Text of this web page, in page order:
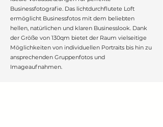
Businessfotografie. Das lichtdurchflutete Loft
ermöglicht Businessfotos mit dem beliebten
hellen, natürlichen und klaren Businesslook. Dank
der Größe von 130qm bietet der Raum vielseitige
Möglichkeiten von individuellen Portraits bis hin zu
ansprechenden Gruppenfotos und
Imageaufnahmen.